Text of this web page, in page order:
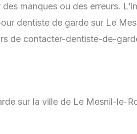
manques ou des erreurs.
dentiste de garde sur Le
de contacter-dentiste-de-
sur la ville de Le Mesnil-le-